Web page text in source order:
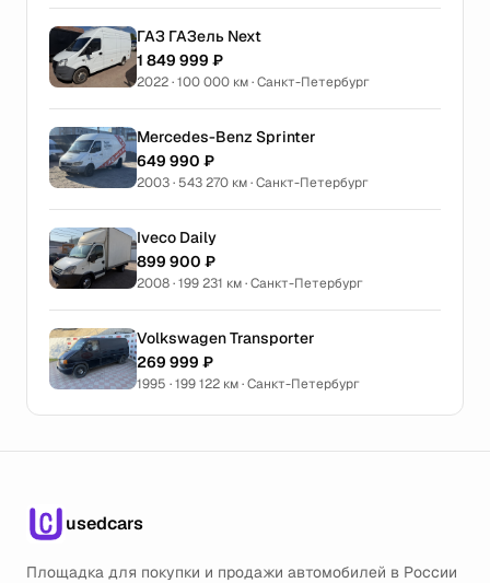
ГАЗ ГАЗель Next
1 849 999 ₽
2022 · 100 000 км · Санкт-Петербург
Mercedes-Benz Sprinter
649 990 ₽
2003 · 543 270 км · Санкт-Петербург
Iveco Daily
899 900 ₽
2008 · 199 231 км · Санкт-Петербург
Volkswagen Transporter
269 999 ₽
1995 · 199 122 км · Санкт-Петербург
usedcars
Площадка для покупки и продажи автомобилей в России